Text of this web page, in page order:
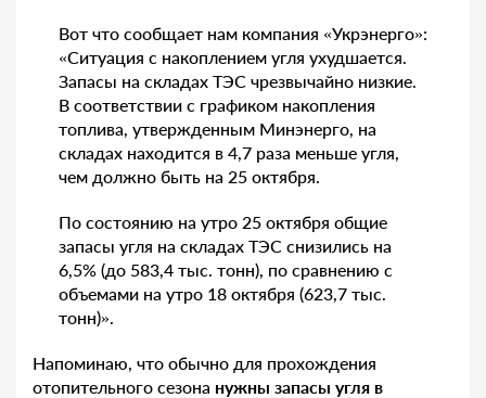
Вот что сообщает нам компания «Укрэнерго»:
«Ситуация с накоплением угля ухудшается.
Запасы на складах ТЭС чрезвычайно низкие.
В соответствии с графиком накопления
топлива, утвержденным Минэнерго, на
складах находится в 4,7 раза меньше угля,
чем должно быть на 25 октября.
По состоянию на утро 25 октября общие
запасы угля на складах ТЭС снизились на
6,5% (до 583,4 тыс. тонн), по сравнению с
объемами на утро 18 октября (623,7 тыс.
тонн)».
Напоминаю, что обычно для прохождения
отопительного сезона нужны запасы угля в